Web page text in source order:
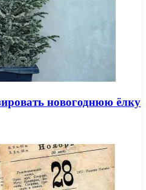
новогоднюю ёлку